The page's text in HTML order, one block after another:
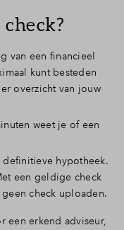
van een financieel
kunt besteden
overzicht van jouw
weet je of een
definitieve hypotheek.
een geldige check
check uploaden.
een erkend adviseur,